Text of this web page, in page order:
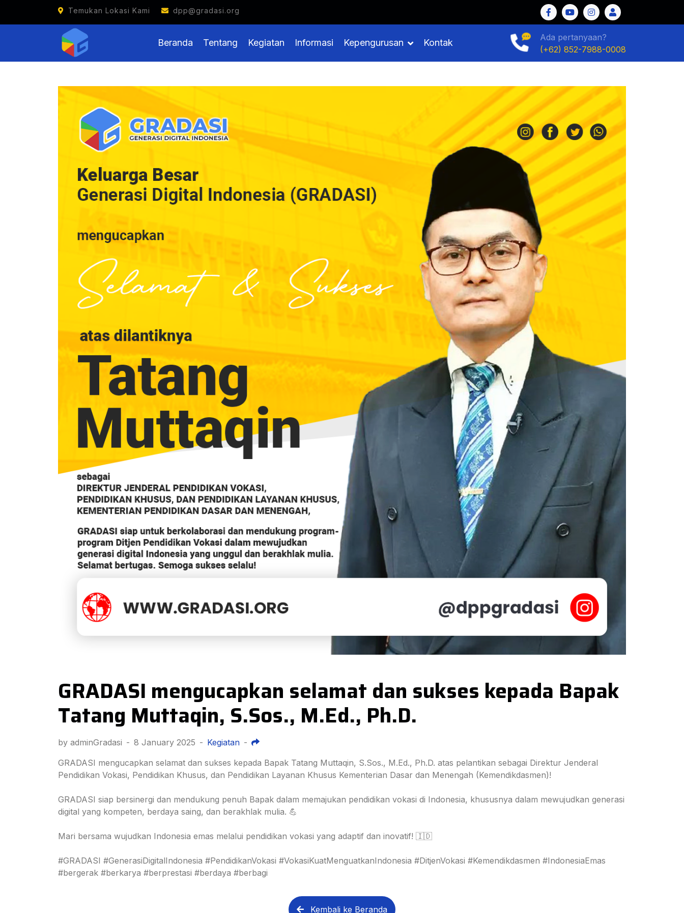
Temukan Lokasi Kami dpp@gradasi.org
Generasi Digital Indonesia
Beranda Tentang Kegiatan Informasi Kepengurusan Kontak
Ada pertanyaan?
(+62) 852-7988-0008
GRADASI mengucapkan selamat dan sukses kepada Bapak
Tatang Muttaqin, S.Sos., M.Ed., Ph.D.
by adminGradasi - 8 January 2025 - Kegiatan -
GRADASI mengucapkan selamat dan sukses kepada Bapak Tatang Muttaqin, S.Sos., M.Ed., Ph.D. atas pelantikan sebagai Direktur Jenderal
Pendidikan Vokasi, Pendidikan Khusus, dan Pendidikan Layanan Khusus Kementerian Dasar dan Menengah (Kemendikdasmen)!
GRADASI siap bersinergi dan mendukung penuh Bapak dalam memajukan pendidikan vokasi di Indonesia, khususnya dalam mewujudkan generasi
digital yang kompeten, berdaya saing, dan berakhlak mulia. 💪
Mari bersama wujudkan Indonesia emas melalui pendidikan vokasi yang adaptif dan inovatif! 🇮🇩
#GRADASI #GenerasiDigitalIndonesia #PendidikanVokasi #VokasiKuatMenguatkanIndonesia #DitjenVokasi #Kemendikdasmen #IndonesiaEmas
#bergerak #berkarya #berprestasi #berdaya #berbagi
Kembali ke Beranda